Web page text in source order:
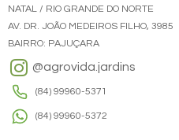
NATAL / RIO GRANDE DO NORTE
AV. DR. JOÃO MEDEIROS FILHO, 3985
BAIRRO: PAJUÇARA
@agrovida.jardins
(84) 99960-5371
(84) 99960-5372